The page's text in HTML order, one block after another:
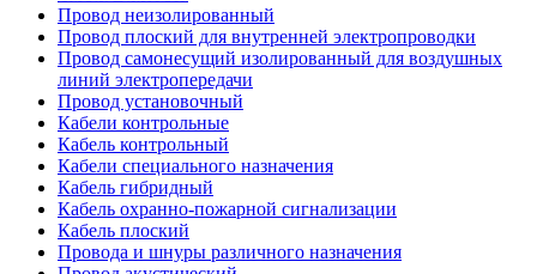
Провод неизолированный
Провод плоский для внутренней электропроводки
Провод самонесущий изолированный для воздушных
линий электропередачи
Провод установочный
Кабели контрольные
Кабель контрольный
Кабели специального назначения
Кабель гибридный
Кабель охранно-пожарной сигнализации
Кабель плоский
Провода и шнуры различного назначения